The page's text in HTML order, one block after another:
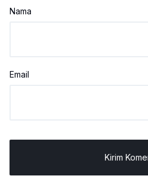
Nama
Email